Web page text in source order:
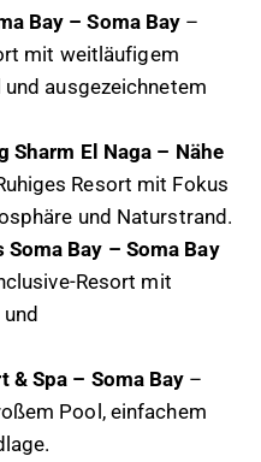
Bay – Soma Bay –
mit weitläufigem
ausgezeichnetem
Sharm El Naga – Nähe
Resort mit Fokus
und Naturstrand.
Bay – Soma Bay
Resort mit
& Spa – Soma Bay –
Pool, einfachem